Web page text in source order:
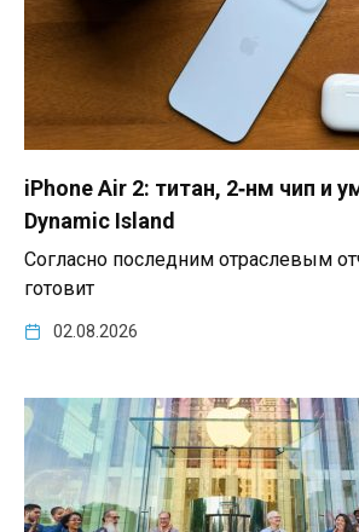
iPhone Air 2: титан, 2‑нм чип и
Dynamic Island
Согласно последним отраслевым
готовит
02.08.2026